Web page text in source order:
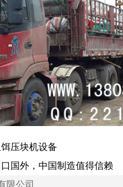
压块机设备
国外，中国制造值得信赖
限公司